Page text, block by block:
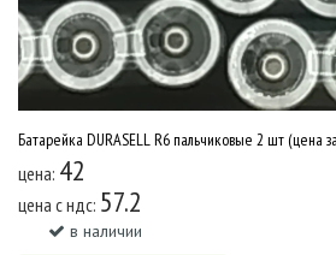
Батарейка DURASELL R6 пальчиковые 2 шт (цена
цена: 42
цена c ндс: 57.2
в наличии